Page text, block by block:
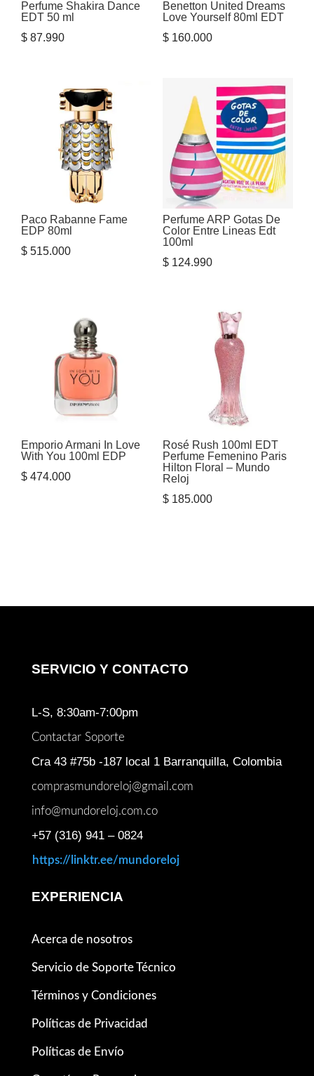
Perfume Shakira Dance
EDT 50 ml
$ 87.990
Benetton United Dreams
Love Yourself 80ml EDT
$160.000
Paco Rabanne Fame
EDP 80ml
$ 515.000
Perfume ARP Gotas De
Color Entre Lineas Edt
100ml
$124.990
Emporio Armani In Love
With You 100ml EDP
$ 474.000
Rosé Rush 100ml EDT
Perfume Femenino Paris
Hilton Floral – Mundo
Reloj
$185.000
SERVICIO Y CONTACTO
L-S, 8:30am-7:00pm
Contactar Soporte
Cra 43 #75b -187 local 1 Barranquilla, Colombia
comprasmundoreloj@gmail.com
info@mundoreloj.com.co
+57 (316) 941 – 0824
https://linktr.ee/mundoreloj
EXPERIENCIA
Acerca de nosotros
Servicio de Soporte Técnico
Términos y Condiciones
Políticas de Privacidad
Políticas de Envío